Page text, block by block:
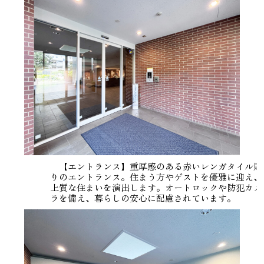
【エントランス】重厚感のある赤いレンガタイル貼
りのエントランス。住まう方やゲストを優雅に迎え、
上質な住まいを演出します。オートロックや防犯カメ
ラを備え、暮らしの安心に配慮されています。